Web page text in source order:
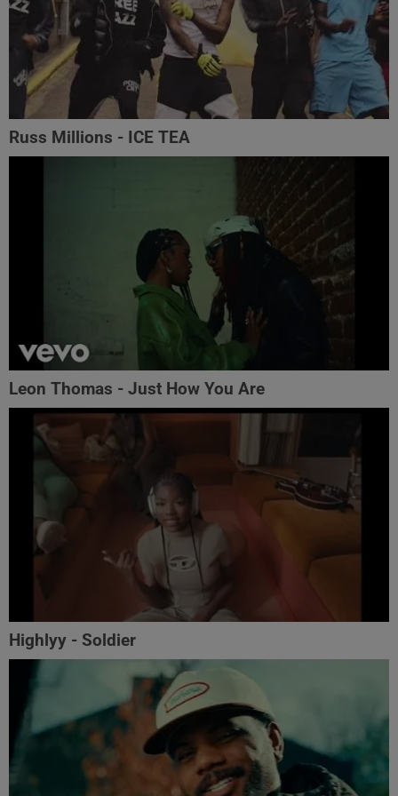
Russ Millions - ICE TEA
Leon Thomas - Just How You Are
Highlyy - Soldier